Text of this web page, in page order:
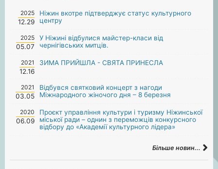
2025
12.29
Ніжин вкотре підтверджує статус культурного
центру
2025
05.07
У Ніжині відбулися майстер-класи від
чернігівських митців.
2021
12.16
ЗИМА ПРИЙШЛА - СВЯТА ПРИНЕСЛА
2021
03.05
Відбувся святковий концерт з нагоди
Міжнародного жіночого дня – 8 березня
2020
06.09
Проєкт управління культури і туризму Ніжинської
міської ради – однин з переможців конкурсного
відбору до «Академії культурного лідера»
Більше новин...